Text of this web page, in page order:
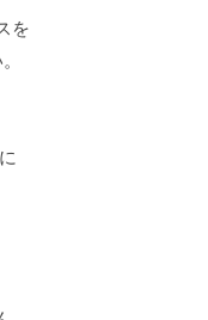
を